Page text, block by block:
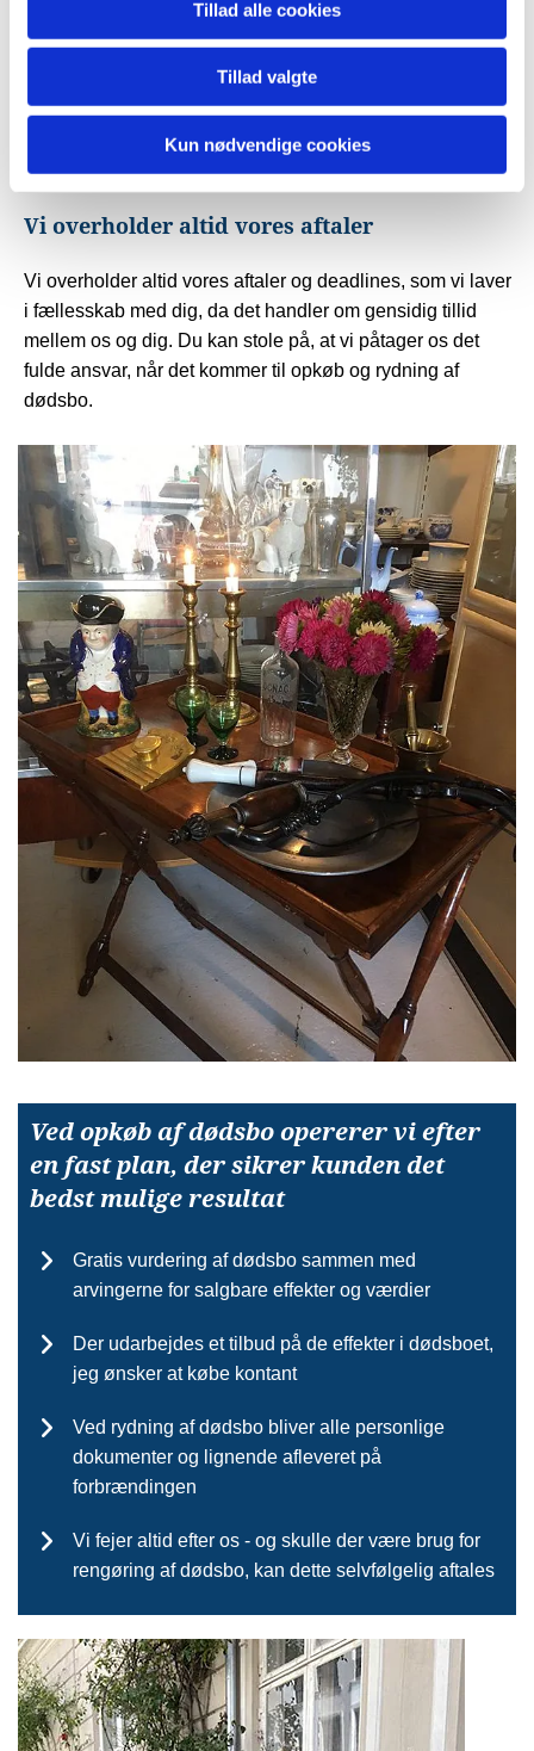
Tillad alle cookies
Tillad valgte
Kun nødvendige cookies
Vi laver altid en kontrakt, inden arbejdet begynder, som
sikkerhed til arvingerne/bobestyreren. Alle aftaler bliver
nedskrevet på papir, og alle handler bliver altid betalt
kontant på stedet eller med bankoverførsel.
Vi overholder altid vores aftaler
Vi overholder altid vores aftaler og deadlines, som vi laver
i fællesskab med dig, da det handler om gensidig tillid
mellem os og dig. Du kan stole på, at vi påtager os det
fulde ansvar, når det kommer til opkøb og rydning af
dødsbo.
Ved opkøb af dødsbo opererer vi efter
en fast plan, der sikrer kunden det
bedst mulige resultat
Gratis vurdering af dødsbo sammen med
arvingerne for salgbare effekter og værdier
Der udarbejdes et tilbud på de effekter i dødsboet,
jeg ønsker at købe kontant
Ved rydning af dødsbo bliver alle personlige
dokumenter og lignende afleveret på
forbrændingen
Vi fejer altid efter os - og skulle der være brug for
rengøring af dødsbo, kan dette selvfølgelig aftales